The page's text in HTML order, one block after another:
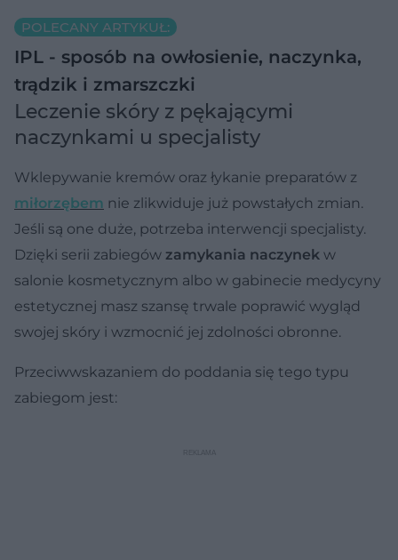
POLECANY ARTYKUŁ:
IPL - sposób na owłosienie, naczynka,
trądzik i zmarszczki
Leczenie skóry z pękającymi
naczynkami u specjalisty
Wklepywanie kremów oraz łykanie preparatów z
miłorzębem nie zlikwiduje już powstałych zmian.
Jeśli są one duże, potrzeba interwencji specjalisty.
Dzięki serii zabiegów zamykania naczynek w
salonie kosmetycznym albo w gabinecie medycyny
estetycznej masz szansę trwale poprawić wygląd
swojej skóry i wzmocnić jej zdolności obronne.
Przeciwwskazaniem do poddania się tego typu
zabiegom jest: